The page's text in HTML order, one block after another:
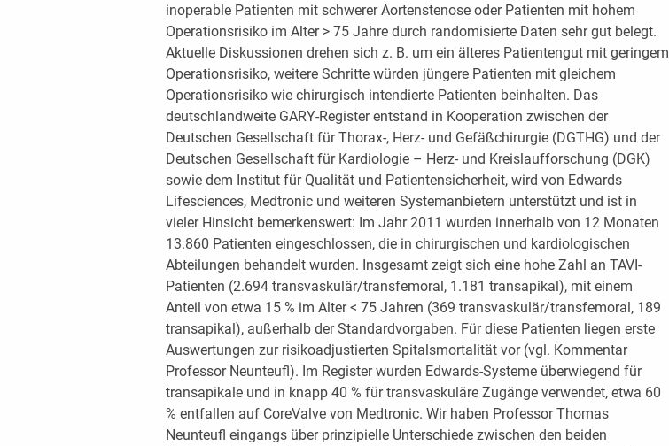
inoperable Patienten mit schwerer Aortenstenose oder Patienten mit hohem
Operationsrisiko im Alter > 75 Jahre durch randomisierte Daten sehr gut belegt.
Aktuelle Diskussionen drehen sich z. B. um ein älteres Patientengut mit geringem
Operationsrisiko, weitere Schritte würden jüngere Patienten mit gleichem
Operationsrisiko wie chirurgisch intendierte Patienten beinhalten. Das
deutschlandweite GARY-Register entstand in Kooperation zwischen der
Deutschen Gesellschaft für Thorax-, Herz- und Gefäßchirurgie (DGTHG) und der
Deutschen Gesellschaft für Kardiologie – Herz- und Kreislaufforschung (DGK)
sowie dem Institut für Qualität und Patientensicherheit, wird von Edwards
Lifesciences, Medtronic und weiteren Systemanbietern unterstützt und ist in
vieler Hinsicht bemerkenswert: Im Jahr 2011 wurden innerhalb von 12 Monaten
13.860 Patienten eingeschlossen, die in chirurgischen und kardiologischen
Abteilungen behandelt wurden. Insgesamt zeigt sich eine hohe Zahl an TAVI-
Patienten (2.694 transvaskulär/transfemoral, 1.181 transapikal), mit einem
Anteil von etwa 15 % im Alter < 75 Jahren (369 transvaskulär/transfemoral, 189
transapikal), außerhalb der Standardvorgaben. Für diese Patienten liegen erste
Auswertungen zur risikoadjustierten Spitalsmortalität vor (vgl. Kommentar
Professor Neunteufl). Im Register wurden Edwards-Systeme überwiegend für
transapikale und in knapp 40 % für transvaskuläre Zugänge verwendet, etwa 60
% entfallen auf CoreValve von Medtronic. Wir haben Professor Thomas
Neunteufl eingangs über prinzipielle Unterschiede zwischen den beiden